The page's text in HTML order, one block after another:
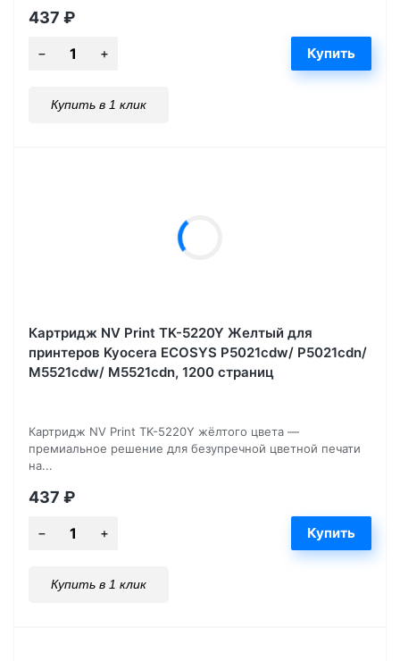
437 ₽
Купить в 1 клик
Картридж NV Print TK-5220Y Желтый для
принтеров Kyocera ECOSYS P5021cdw/ P5021cdn/
M5521cdw/ M5521cdn, 1200 страниц
Картридж NV Print TK-5220Y жёлтого цвета —
премиальное решение для безупречной цветной печати
на...
437 ₽
Купить в 1 клик